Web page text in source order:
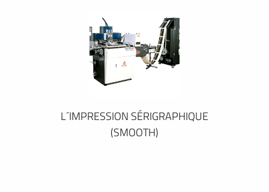
L´IMPRESSION SÉRIGRAPHIQUE
(SMOOTH)